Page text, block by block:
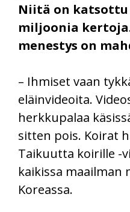
Niitä on katsottu
miljoonia
menestys on
– Ihmiset vaan
eläinvideoita.
herkkupalaa
sitten pois. Koirat
Taikuutta koirille -
kaikissa maailman
Koreassa.